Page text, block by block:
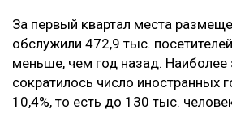
За первый квартал места
обслужили 472,9 тыс.
меньше, чем год назад. Наиболее
сократилось число иностранных
10,4%, то есть до 130 тыс.